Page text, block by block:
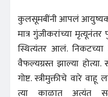
कुलसूमबींनी आपलं
मात्र गुंजीकरांच्या
स्थित्यंतर आलं. निकटच्या
वैफल्यग्रस्त झाल्या
गोष्ट. स्त्रीमुक्तीचे वारे
त्या काळात अत्यंत